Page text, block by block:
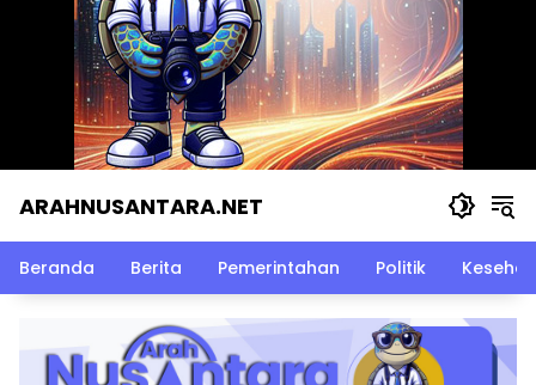
ARAHNUSANTARA.NET
Beranda Berita Pemerintahan Politik